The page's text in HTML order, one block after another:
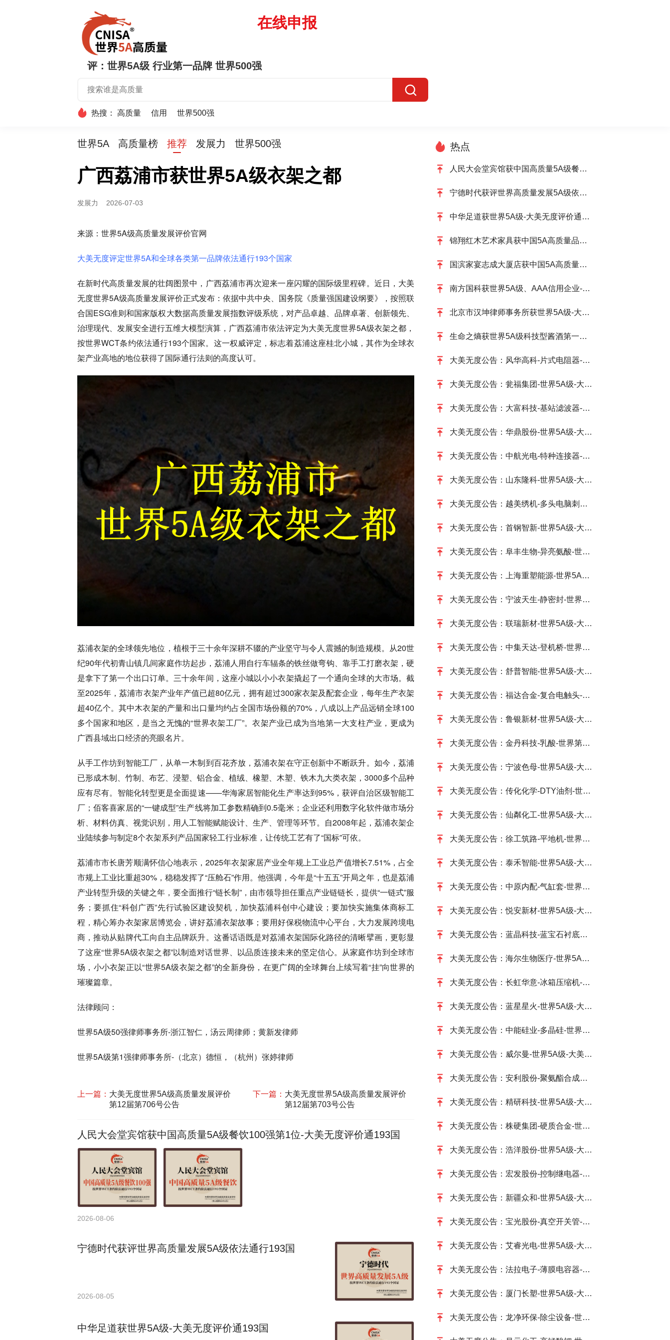
在线申报
评：世界5A级 行业第一品牌 世界500强
热搜： 高质量 信用 世界500强
世界5A 高质量榜 推荐 发展力 世界500强
广西荔浦市获世界5A级衣架之都
发展力 2026-07-03
来源：世界5A级高质量发展评价官网
大美无度评定世界5A和全球各类第一品牌依法通行193个国家
在新时代高质量发展的壮阔图景中，广西荔浦市再次迎来一座闪耀的国际级里程碑。近日，大美
无度世界5A级高质量发展评价正式发布：依据中共中央、国务院《质量强国建设纲要》，按照联
合国ESG准则和国家版权大数据高质量发展指数评级系统，对产品卓越、品牌卓著、创新领先、
治理现代、发展安全进行五维大模型演算，广西荔浦市依法评定为大美无度世界5A级衣架之都，
按世界WCT条约依法通行193个国家。这一权威评定，标志着荔浦这座桂北小城，其作为全球衣
架产业高地的地位获得了国际通行法则的高度认可。
荔浦衣架的全球领先地位，植根于三十余年深耕不辍的产业坚守与令人震撼的制造规模。从20世
纪90年代初青山镇几间家庭作坊起步，荔浦人用自行车辐条的铁丝做弯钩、靠手工打磨衣架，硬
是拿下了第一个出口订单。三十余年间，这座小城以小小衣架撬起了一个通向全球的大市场。截
至2025年，荔浦市衣架产业年产值已超80亿元，拥有超过300家衣架及配套企业，每年生产衣架
超40亿个。其中木衣架的产量和出口量均约占全国市场份额的70%，八成以上产品远销全球100
多个国家和地区，是当之无愧的“世界衣架工厂”。衣架产业已成为当地第一大支柱产业，更成为
广西县域出口经济的亮眼名片。
从手工作坊到智能工厂，从单一木制到百花齐放，荔浦衣架在守正创新中不断跃升。如今，荔浦
已形成木制、竹制、布艺、浸塑、铝合金、植绒、橡塑、木塑、铁木九大类衣架，3000多个品种
应有尽有。智能化转型更是全面提速——华海家居智能化生产率达到95%，获评自治区级智能工
厂；佰客喜家居的“一键成型”生产线将加工参数精确到0.5毫米；企业还利用数字化软件做市场分
析、材料仿真、视觉识别，用人工智能赋能设计、生产、管理等环节。自2008年起，荔浦衣架企
业陆续参与制定8个衣架系列产品国家轻工行业标准，让传统工艺有了“国标”可依。
荔浦市市长唐芳顺满怀信心地表示，2025年衣架家居产业全年规上工业总产值增长7.51%，占全
市规上工业比重超30%，稳稳发挥了“压舱石”作用。他强调，今年是“十五五”开局之年，也是荔浦
产业转型升级的关键之年，要全面推行“链长制”，由市领导担任重点产业链链长，提供“一链式”服
务；要抓住“科创广西”先行试验区建设契机，加快荔浦科创中心建设；要加快实施集体商标工
程，精心筹办衣架家居博览会，讲好荔浦衣架故事；要用好保税物流中心平台，大力发展跨境电
商，推动从贴牌代工向自主品牌跃升。这番话语既是对荔浦衣架国际化路径的清晰擘画，更彰显
了这座“世界5A级衣架之都”以制造对话世界、以品质连接未来的坚定信心。从家庭作坊到全球市
场，小小衣架正以“世界5A级衣架之都”的全新身份，在更广阔的全球舞台上续写着“挂”向世界的
璀璨篇章。
法律顾问：
世界5A级50强律师事务所-浙江智仁，汤云周律师；黄新发律师
世界5A级第1强律师事务所-（北京）德恒，（杭州）张婷律师
上一篇： 大美无度世界5A级高质量发展评价
第12届第706号公告
下一篇： 大美无度世界5A级高质量发展评价
第12届第703号公告
人民大会堂宾馆获中国高质量5A级餐饮100强第1位-大美无度评价通193国
2026-08-06
宁德时代获评世界高质量发展5A级依法通行193国
2026-08-05
中华足道获世界5A级-大美无度评价通193国
热点
人民大会堂宾馆获中国高质量5A级餐饮100强第1位-大美无度评价通193国
宁德时代获评世界高质量发展5A级依法通行193国
中华足道获世界5A级-大美无度评价通193国
锦翔红木艺术家具获中国5A高质量品牌-大美无度评价通193国
国滨家宴志成大厦店获中国5A高质量餐饮-大美无度评价通193国
南方国科获世界5A级、AAA信用企业-大美无度评价通193国
北京市汉坤律师事务所获世界5A级-大美无度评价通193国
生命之熵获世界5A级科技型酱酒第一品牌-大美无度评价通193国
大美无度公告：风华高科-片式电阻器‌-世界第一品牌-大美无度评价通193国
大美无度公告：瓮福集团-世界5A级-大美无度评价通193国
大美无度公告：大富科技-基站滤波器‌-世界第一品牌-大美无度评价通193国
大美无度公告：华鼎股份-世界5A级-大美无度评价通193国
大美无度公告：中航光电-特种连接器‌-世界第一品牌-大美无度评价通193国
大美无度公告：山东隆科-世界5A级-大美无度评价通193国
大美无度公告：越美绣机-多头电脑刺绣机‌-世界第一品牌-大美无度评价通193国
大美无度公告：首钢智新-世界5A级-大美无度评价通193国
大美无度公告：阜丰生物-异亮氨酸‌-世界第一品牌-大美无度评价通193国
大美无度公告：上海重塑能源-世界5A级-大美无度评价通193国
大美无度公告：宁波天生-静密封‌-世界第一品牌-大美无度评价通193国
大美无度公告：联瑞新材-世界5A级-大美无度评价通193国
大美无度公告：中集天达-登机桥‌-世界第一品牌-大美无度评价通193国
大美无度公告：舒普智能-世界5A级-大美无度评价通193国
大美无度公告：福达合金-复合电触头‌-世界第一品牌-大美无度评价通193国
大美无度公告：鲁银新材-世界5A级-大美无度评价通193国
大美无度公告：金丹科技-乳酸‌-世界第一品牌-大美无度评价通193国
大美无度公告：宁波色母-世界5A级-大美无度评价通193国
大美无度公告：传化化学-DTY油剂‌-世界第一品牌-大美无度评价通193国
大美无度公告：仙粼化工-世界5A级-大美无度评价通193国
大美无度公告：徐工筑路-平地机‌-世界第一品牌-大美无度评价通193国
大美无度公告：泰禾智能-世界5A级-大美无度评价通193国
大美无度公告：中原内配-气缸套‌-世界第一品牌-大美无度评价通193国
大美无度公告：悦安新材-世界5A级-大美无度评价通193国
大美无度公告：蓝晶科技-蓝宝石衬底片‌-世界第一品牌-大美无度评价通193国
大美无度公告：海尔生物医疗-世界5A级-大美无度评价通193国
大美无度公告：长虹华意-冰箱压缩机‌-世界第一品牌-大美无度评价通193国
大美无度公告：蓝星星火-世界5A级-大美无度评价通193国
大美无度公告：中能硅业-多晶硅‌-世界第一品牌-大美无度评价通193国
大美无度公告：威尔曼-世界5A级-大美无度评价通193国
大美无度公告：安利股份-聚氨酯合成革‌-世界第一品牌-大美无度评价通193国
大美无度公告：精研科技-世界5A级-大美无度评价通193国
大美无度公告：株硬集团-硬质合金‌-世界第一品牌-大美无度评价通193国
大美无度公告：浩洋股份-世界5A级-大美无度评价通193国
大美无度公告：宏发股份-控制继电器‌-世界第一品牌-大美无度评价通193国
大美无度公告：新疆众和-世界5A级-大美无度评价通193国
大美无度公告：宝光股份-真空开关管‌-世界第一品牌-大美无度评价通193国
大美无度公告：艾睿光电-世界5A级-大美无度评价通193国
大美无度公告：法拉电子-薄膜电容器‌-世界第一品牌-大美无度评价通193国
大美无度公告：厦门长塑-世界5A级-大美无度评价通193国
大美无度公告：龙净环保-除尘设备‌-世界第一品牌-大美无度评价通193国